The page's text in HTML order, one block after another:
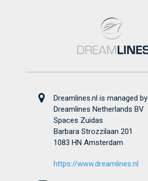
Dreamlines.nl is managed by
Dreamlines Netherlands BV
Spaces Zuidas
Barbara Strozzilaan 201
1083 HN Amsterdam
https://www.dreamlines.nl